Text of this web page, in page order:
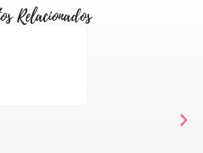
Relacionados